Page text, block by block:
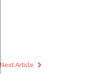
Next Article